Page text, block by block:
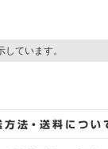
ています。